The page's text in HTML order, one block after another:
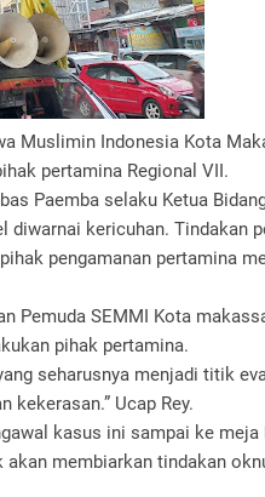
Muslimin Indonesia Kota
pertamina Regional VII.
Paemba selaku Ketua
diwarnai kericuhan. Tindakan
pengamanan pertamina
Pemuda SEMMI Kota
pihak pertamina.
seharusnya menjadi titik
kekerasan.” Ucap Rey.
kasus ini sampai ke meja
membiarkan tindakan